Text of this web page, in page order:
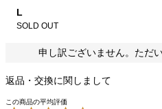
L
SOLD OUT
申し訳ございません。ただ
返品・交換に関しまして